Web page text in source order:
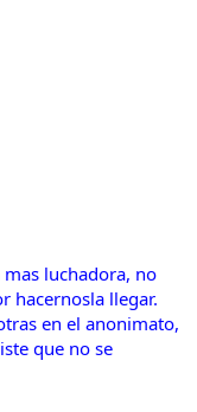
luchadora, no
hacernosla llegar.
en el anonimato,
que no se